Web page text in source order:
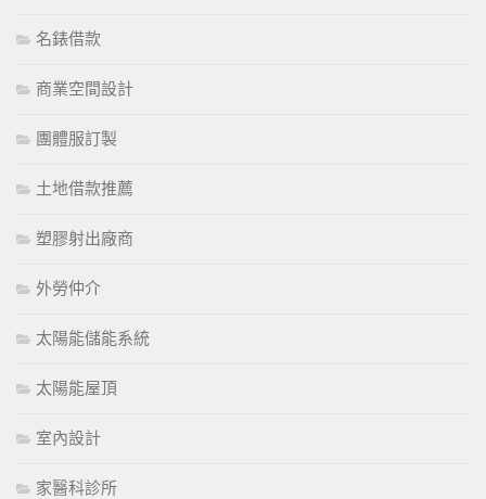
名錶借款
商業空間設計
團體服訂製
土地借款推薦
塑膠射出廠商
外勞仲介
太陽能儲能系統
太陽能屋頂
室內設計
家醫科診所